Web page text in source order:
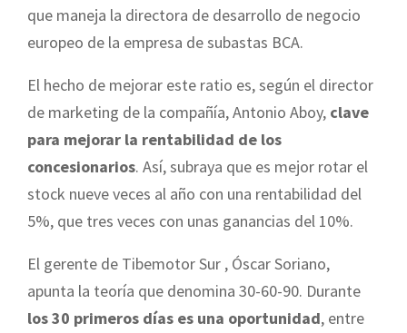
que maneja la directora de desarrollo de negocio
europeo de la empresa de subastas BCA.
El hecho de mejorar este ratio es, según el director
de marketing de la compañía, Antonio Aboy, clave
para mejorar la rentabilidad de los
concesionarios. Así, subraya que es mejor rotar el
stock nueve veces al año con una rentabilidad del
5%, que tres veces con unas ganancias del 10%.
El gerente de Tibemotor Sur , Óscar Soriano,
apunta la teoría que denomina 30-60-90. Durante
los 30 primeros días es una oportunidad, entre